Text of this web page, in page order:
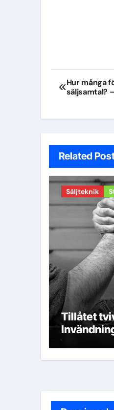
Hur många
säljsamtal?
Related
Säljteknik
Tillåtet